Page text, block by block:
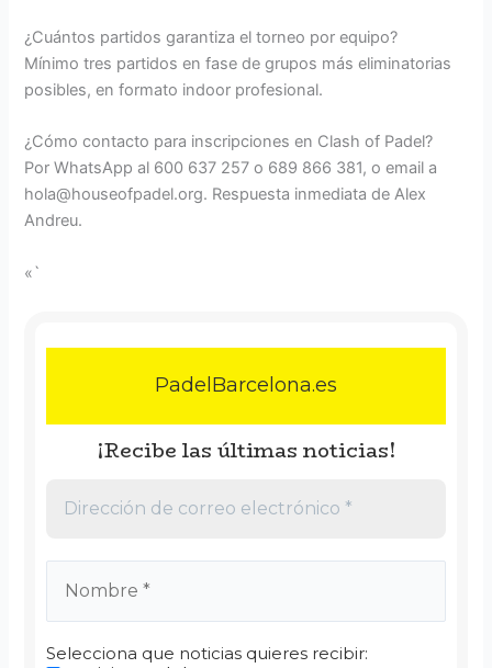
¿Cuántos partidos garantiza el torneo por equipo?
Mínimo tres partidos en fase de grupos más eliminatorias
posibles, en formato indoor profesional.
¿Cómo contacto para inscripciones en Clash of Padel?
Por WhatsApp al 600 637 257 o 689 866 381, o email a
hola@houseofpadel.org. Respuesta inmediata de Alex
Andreu.
«`
PadelBarcelona.es
¡Recibe las últimas noticias!
Selecciona que noticias quieres recibir: